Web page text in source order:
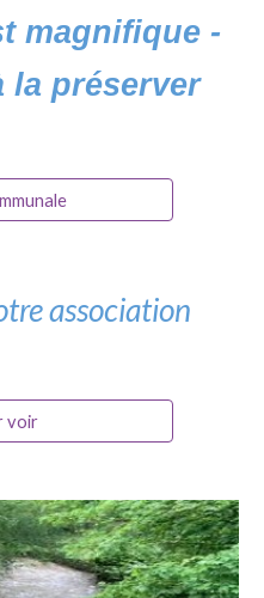
magnifique -
la préserver
association
voir